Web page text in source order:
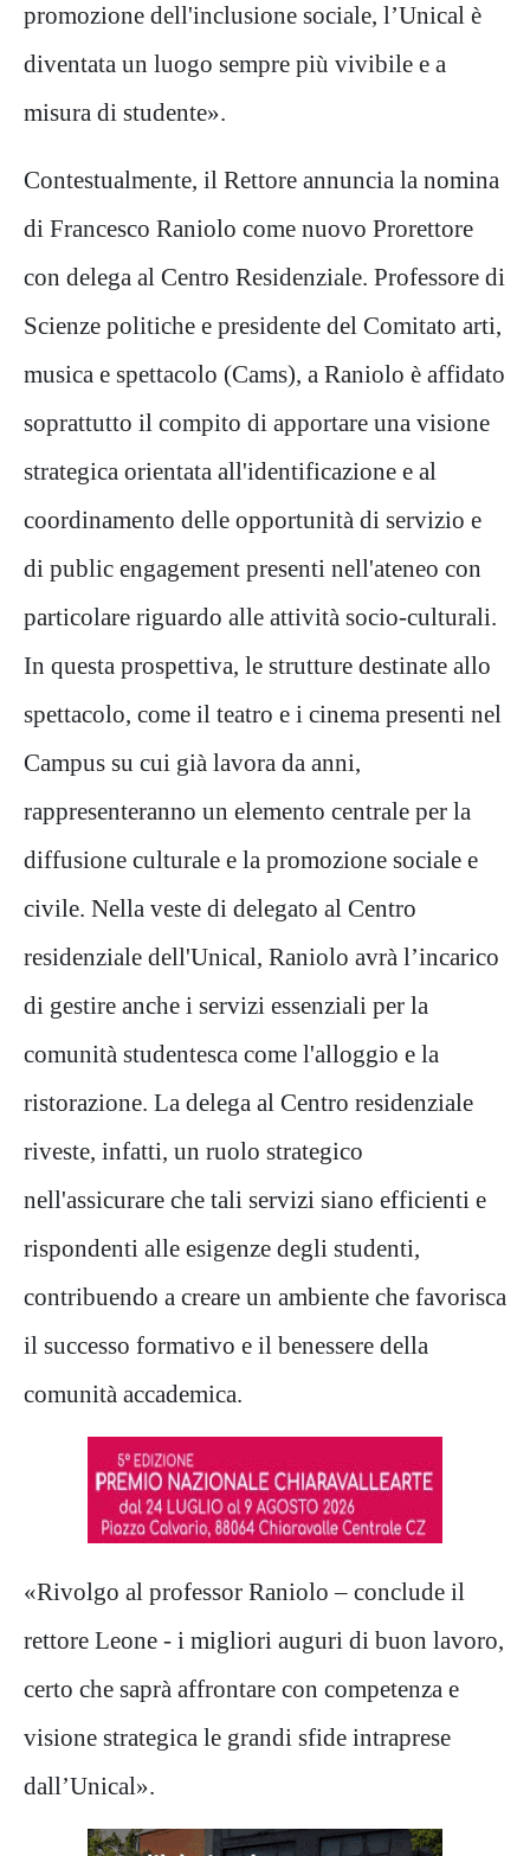
promozione dell'inclusione sociale, l’Unical è
diventata un luogo sempre più vivibile e a
misura di studente».
Contestualmente, il Rettore annuncia la nomina
di Francesco Raniolo come nuovo Prorettore
con delega al Centro Residenziale. Professore di
Scienze politiche e presidente del Comitato arti,
musica e spettacolo (Cams), a Raniolo è affidato
soprattutto il compito di apportare una visione
strategica orientata all'identificazione e al
coordinamento delle opportunità di servizio e
di public engagement presenti nell'ateneo con
particolare riguardo alle attività socio-culturali.
In questa prospettiva, le strutture destinate allo
spettacolo, come il teatro e i cinema presenti nel
Campus su cui già lavora da anni,
rappresenteranno un elemento centrale per la
diffusione culturale e la promozione sociale e
civile. Nella veste di delegato al Centro
residenziale dell'Unical, Raniolo avrà l’incarico
di gestire anche i servizi essenziali per la
comunità studentesca come l'alloggio e la
ristorazione. La delega al Centro residenziale
riveste, infatti, un ruolo strategico
nell'assicurare che tali servizi siano efficienti e
rispondenti alle esigenze degli studenti,
contribuendo a creare un ambiente che favorisca
il successo formativo e il benessere della
comunità accademica.
«Rivolgo al professor Raniolo – conclude il
rettore Leone - i migliori auguri di buon lavoro,
certo che saprà affrontare con competenza e
visione strategica le grandi sfide intraprese
dall’Unical».